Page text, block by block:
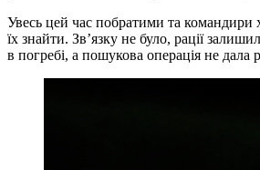
Увесь цей час побратими та командири
їх знайти. Зв’язку не було, рації
в погребі, а пошукова операція не дала